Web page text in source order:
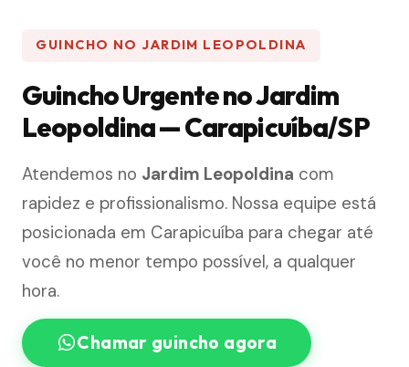
GUINCHO NO JARDIM LEOPOLDINA
Guincho Urgente no Jardim
Leopoldina — Carapicuíba/SP
Atendemos no Jardim Leopoldina com
rapidez e profissionalismo. Nossa equipe está
posicionada em Carapicuíba para chegar até
você no menor tempo possível, a qualquer
hora.
Chamar guincho agora